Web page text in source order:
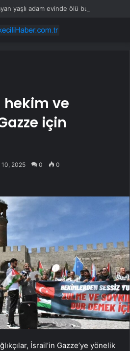
yaşlı adam evinde ölü bulundu
hekim ve
için
10, 2025 0 0
İsrail’in Gazze’ye yönelik